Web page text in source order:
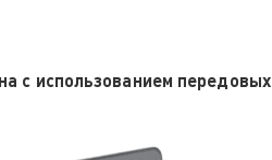
с использованием передовых